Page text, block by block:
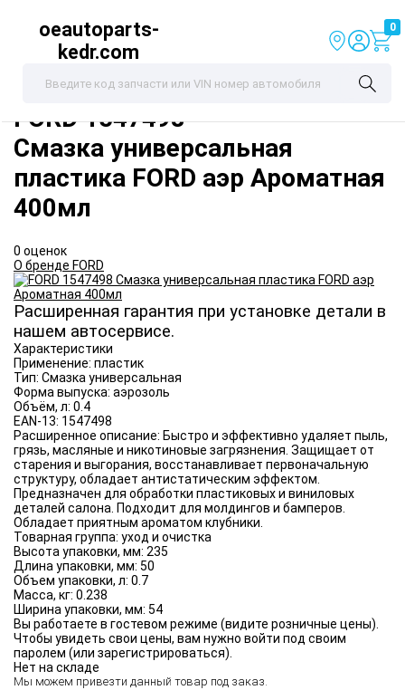
oeautoparts-
kedr.com
0
FORD1547498
Смазка универсальная
пластика FORD аэр Ароматная
400мл
0 оценок
О бренде FORD
Расширенная гарантия при установке детали в
нашем автосервисе.
Характеристики
Применение: пластик
Тип: Смазка универсальная
Форма выпуска: аэрозоль
Объём, л: 0.4
EAN-13: 1547498
Расширенное описание: Быстро и эффективно удаляет пыль,
грязь, масляные и никотиновые загрязнения. Защищает от
старения и выгорания, восстанавливает первоначальную
структуру, обладает антистатическим эффектом.
Предназначен для обработки пластиковых и виниловых
деталей салона. Подходит для молдингов и бамперов.
Обладает приятным ароматом клубники.
Товарная группа: уход и очистка
Высота упаковки, мм: 235
Длина упаковки, мм: 50
Объем упаковки, л: 0.7
Масса, кг: 0.238
Ширина упаковки, мм: 54
Вы работаете в гостевом режиме (видите розничные цены).
Чтобы увидеть свои цены, вам нужно войти под своим
паролем (или зарегистрироваться).
Нет на складе
Мы можем привезти данный товар под заказ.